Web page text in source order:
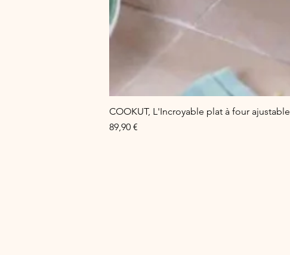
COOKUT, L'Incroyable plat à four ajustable
Prix
89,90 €